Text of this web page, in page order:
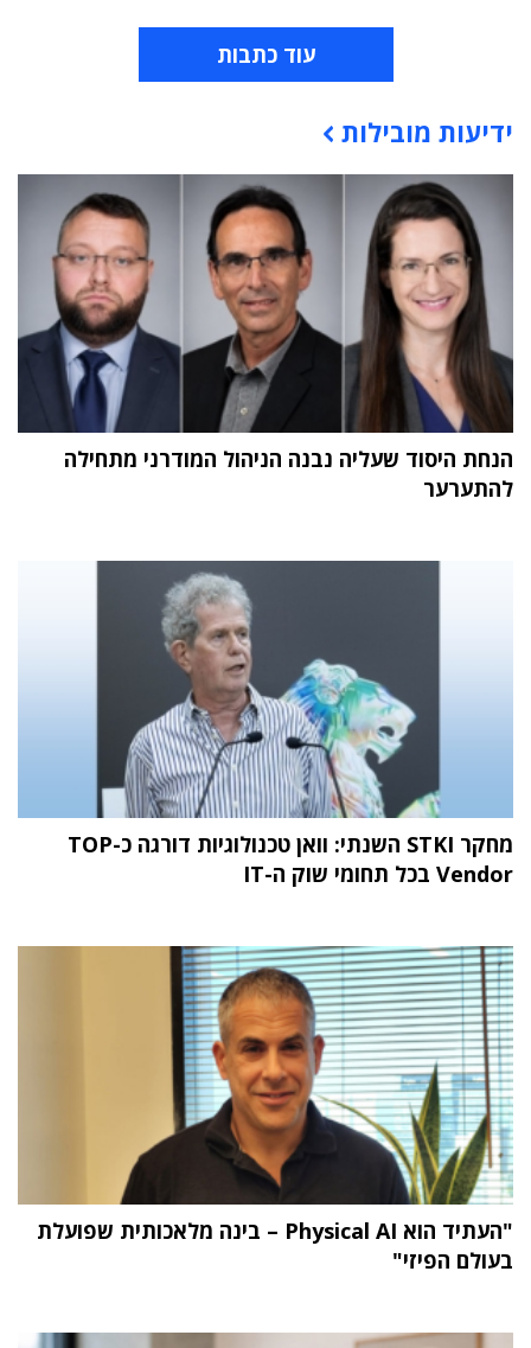
עוד כתבות
תוכן פרסומי
ידיעות מובילות
הנחת היסוד שעליה נבנה הניהול המודרני מתחילה
להתערער
מחקר STKI השנתי: וואן טכנולוגיות דורגה כ-TOP
Vendor בכל תחומי שוק ה-IT
"העתיד הוא Physical AI – בינה מלאכותית שפועלת
בעולם הפיזי"